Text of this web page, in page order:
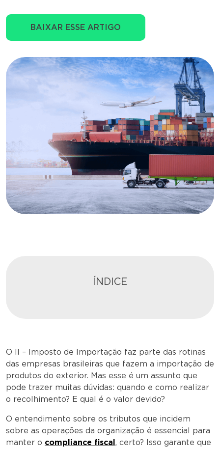
BAIXAR ESSE ARTIGO
ÍNDICE
O II – Imposto de Importação faz parte das rotinas
das empresas brasileiras que fazem a importação de
produtos do exterior. Mas esse é um assunto que
pode trazer muitas dúvidas: quando e como realizar
o recolhimento? E qual é o valor devido?
O entendimento sobre os tributos que incidem
sobre as operações da organização é essencial para
manter o compliance fiscal, certo? Isso garante que